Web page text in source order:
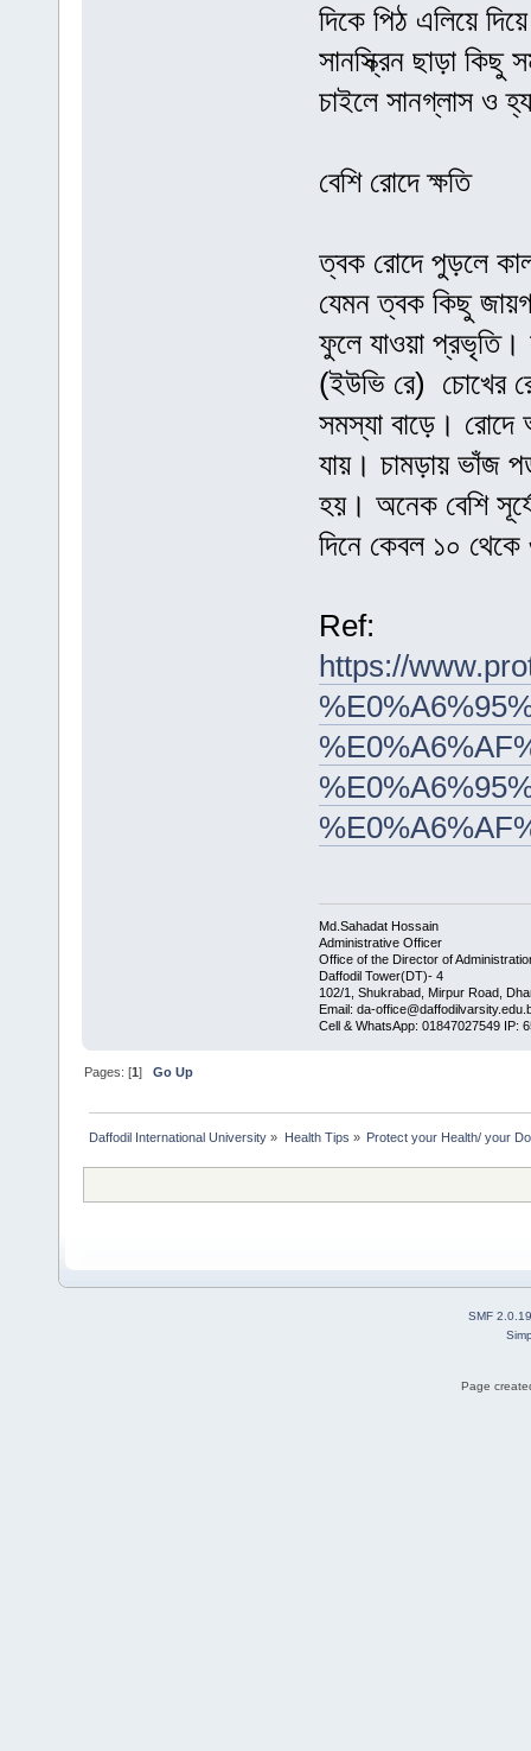
দিকে পিঠ এলিয়ে
সানস্ক্রিন ছাড়া কিছু
চাইলে সানগ্লাস ও
বেশি রোদে ক্ষতি
ত্বক রোদে পুড়লে
যেমন ত্বক কিছু
ফুলে যাওয়া প্রভৃতি।
(ইউভি রে) চোখের
সমস্যা বাড়ে।
যায়। চামড়ায় ভাঁজ
হয়। অনেক বেশি
দিনে কেবল ১০ থেকে
Ref:
https://
Md.Sahadat Hossain
Administrative Officer
Office of the Director of
Daffodil Tower(DT)- 4
102/1, Shukrabad, Mirpur Road,
Email: da-
Cell & WhatsApp: 01847027549 IP:
Pages: [1]Go Up
Daffodil International University » Health Tips » Protect your Health/ your
SMF 2.0.19
Page